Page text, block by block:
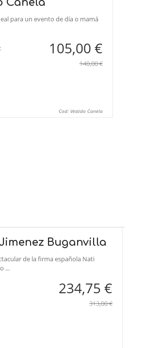
para un evento de día o mamá
105,00 €
140,00 €
Cod: Vestido Canela
Buganvilla
de la firma española Nati
...
234,75 €
313,00 €